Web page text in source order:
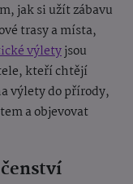
jak si užít zábavu
trasy a místa,
výletyjsou
kteří chtějí
výlety do přírody,
a objevovat